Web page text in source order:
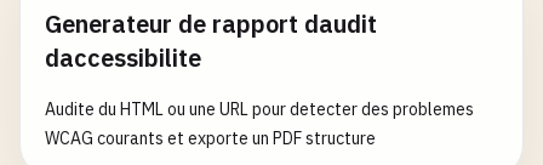
Generateur de rapport daudit
daccessibilite
Audite du HTML ou une URL pour detecter des problemes
WCAG courants et exporte un PDF structure